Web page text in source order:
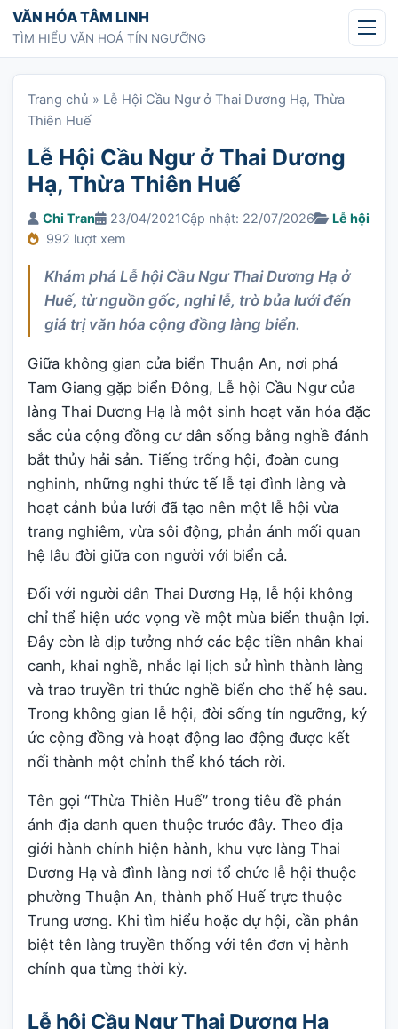
Chuyển tới nội dung
VĂN HÓA TÂM LINH
TÌM HIỂU VĂN HOÁ TÍN NGƯỠNG
Trang chủ » Lễ Hội Cầu Ngư ở Thai Dương Hạ, Thừa
Thiên Huế
Lễ Hội Cầu Ngư ở Thai Dương
Hạ, Thừa Thiên Huế
Chi Tran 23/04/2021Cập nhật: 22/07/2026
Lễ hội
992 lượt xem
Khám phá Lễ hội Cầu Ngư Thai Dương Hạ ở
Huế, từ nguồn gốc, nghi lễ, trò bủa lưới đến
giá trị văn hóa cộng đồng làng biển.
Giữa không gian cửa biển Thuận An, nơi phá
Tam Giang gặp biển Đông, Lễ hội Cầu Ngư của
làng Thai Dương Hạ là một sinh hoạt văn hóa đặc
sắc của cộng đồng cư dân sống bằng nghề đánh
bắt thủy hải sản. Tiếng trống hội, đoàn cung
nghinh, những nghi thức tế lễ tại đình làng và
hoạt cảnh bủa lưới đã tạo nên một lễ hội vừa
trang nghiêm, vừa sôi động, phản ánh mối quan
hệ lâu đời giữa con người với biển cả.
Đối với người dân Thai Dương Hạ, lễ hội không
chỉ thể hiện ước vọng về một mùa biển thuận lợi.
Đây còn là dịp tưởng nhớ các bậc tiền nhân khai
canh, khai nghề, nhắc lại lịch sử hình thành làng
và trao truyền tri thức nghề biển cho thế hệ sau.
Trong không gian lễ hội, đời sống tín ngưỡng, ký
ức cộng đồng và hoạt động lao động được kết
nối thành một chỉnh thể khó tách rời.
Tên gọi “Thừa Thiên Huế” trong tiêu đề phản
ánh địa danh quen thuộc trước đây. Theo địa
giới hành chính hiện hành, khu vực làng Thai
Dương Hạ và đình làng nơi tổ chức lễ hội thuộc
phường Thuận An, thành phố Huế trực thuộc
Trung ương. Khi tìm hiểu hoặc dự hội, cần phân
biệt tên làng truyền thống với tên đơn vị hành
chính qua từng thời kỳ.
Lễ hội Cầu Ngư Thai Dương Hạ